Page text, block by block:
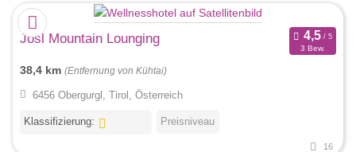
Josl Mountain Lounging
3 Bew.
38,4 km (Entfernung von Kühtai)
6456 Obergurgl, Tirol, Österreich
Klassifizierung: Preisniveau
16